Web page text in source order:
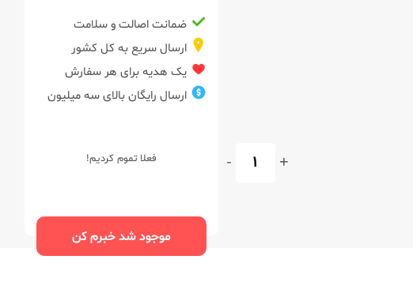
+
-
ضمانت اصالت و سلامت
ارسال سریع به کل کشور
یک هدیه برای هر سفارش
ارسال رایگان بالای سه میلیون
فعلا تموم کردیم!
موجود شد خبرم کن